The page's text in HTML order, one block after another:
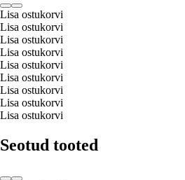
Lisa ostukorvi
Lisa ostukorvi
Lisa ostukorvi
Lisa ostukorvi
Lisa ostukorvi
Lisa ostukorvi
Lisa ostukorvi
Lisa ostukorvi
Lisa ostukorvi
Seotud tooted